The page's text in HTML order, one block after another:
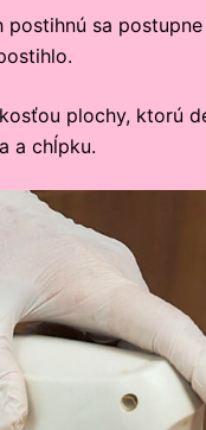
sa
plochy, ktorú
a chĺpku.